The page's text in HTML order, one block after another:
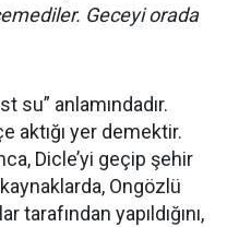
Geceyi orada
su” anlamındadır.
aktığı yer demektir.
Dicle’yi geçip şehir
Ongözlü
tarafından yapıldığını,